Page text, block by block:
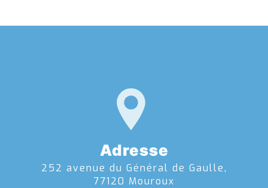
Adresse
252 avenue du Général de Gaulle,
77120 Mouroux